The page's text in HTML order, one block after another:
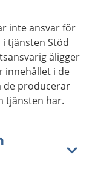
inte ansvar för
tjänsten Stöd
åligger
innehållet i de
de producerar
tjänsten har.